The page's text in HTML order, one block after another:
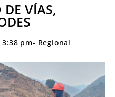
VÍAS,
3:38 pm- Regional